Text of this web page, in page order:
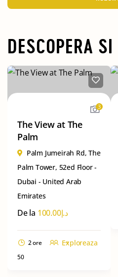
DESCOPERA SI
3
The View at The
Palm
Palm Jumeirah Rd, The
Palm Tower, 52ed Floor -
Dubai - United Arab
Emirates
De la د.إ100.00
2 ore
50
Exploreaza